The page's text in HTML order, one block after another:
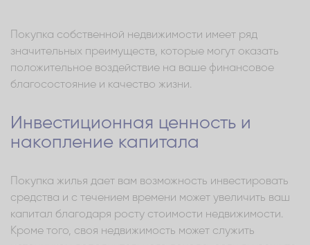
Покупка собственной недвижимости имеет ряд
значительных преимуществ, которые могут оказать
положительное воздействие на ваше финансовое
благосостояние и качество жизни.
Инвестиционная ценность и
накопление капитала
Покупка жилья дает вам возможность инвестировать
средства и с течением времени может увеличить ваш
капитал благодаря росту стоимости недвижимости.
Кроме того, своя недвижимость может служить